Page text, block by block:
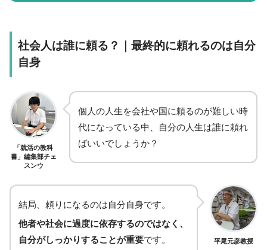
社会人は誰に頼る？｜最終的に頼れるのは自分
自身
「就活の教科
書」編集部チェ
スンウ
個人の人生を会社や国に頼るのが難しい時
代になっている中、自分の人生は誰に頼れ
ばいいでしょうか？
結局、頼りになるのは自分自身です。
他者や社会に過度に依存するのではなく、
自分がしっかりすることが重要です。
平尾元彦教授